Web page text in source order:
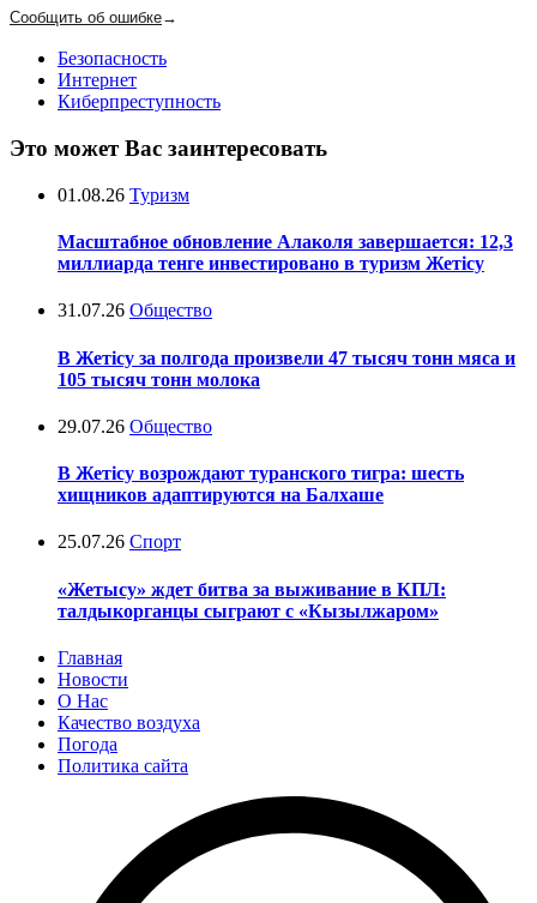
Сообщить об ошибке→
Безопасность
Интернет
Киберпреступность
Это может Вас заинтересовать
01.08.26 Туризм
Масштабное обновление Алаколя завершается: 12,3
миллиарда тенге инвестировано в туризм Жетісу
31.07.26 Общество
В Жетісу за полгода произвели 47 тысяч тонн мяса и
105 тысяч тонн молока
29.07.26 Общество
В Жетісу возрождают туранского тигра: шесть
хищников адаптируются на Балхаше
25.07.26 Спорт
«Жетысу» ждет битва за выживание в КПЛ:
талдыкорганцы сыграют с «Кызылжаром»
Главная
Новости
О Нас
Качество воздуха
Погода
Политика сайта